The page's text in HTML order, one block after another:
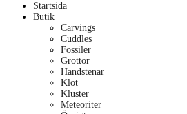
Startsida
Butik
Carvings
Cuddles
Fossiler
Grottor
Handstenar
Klot
Kluster
Meteoriter